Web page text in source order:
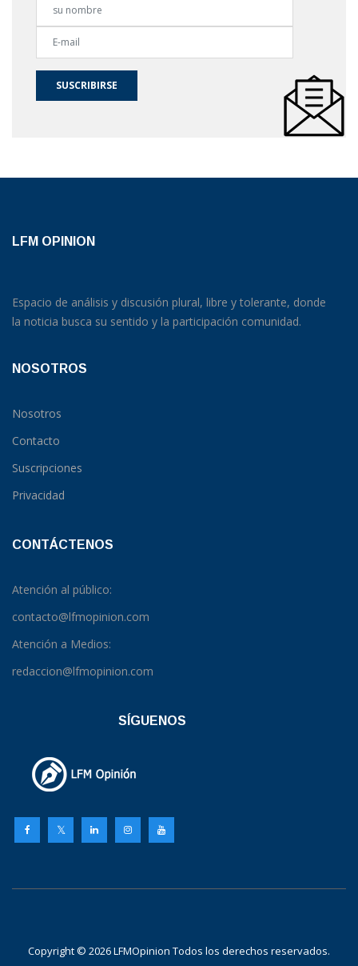
SUSCRIBIRSE
LFM OPINION
Espacio de análisis y discusión plural, libre y tolerante, donde
la noticia busca su sentido y la participación comunidad.
NOSOTROS
Nosotros
Contacto
Suscripciones
Privacidad
CONTÁCTENOS
Atención al público:
contacto@lfmopinion.com
Atención a Medios:
redaccion@lfmopinion.com
SÍGUENOS
Copyright © 2026 LFMOpinion Todos los derechos reservados.